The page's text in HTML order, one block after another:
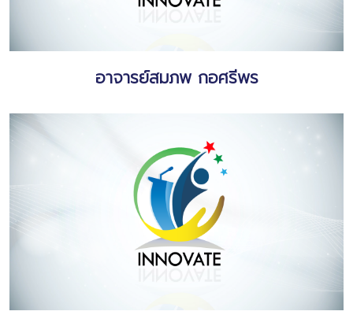
อาจารย์สมภพ กอศรีพร